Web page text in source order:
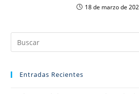
18 de marzo de
Entradas Recientes